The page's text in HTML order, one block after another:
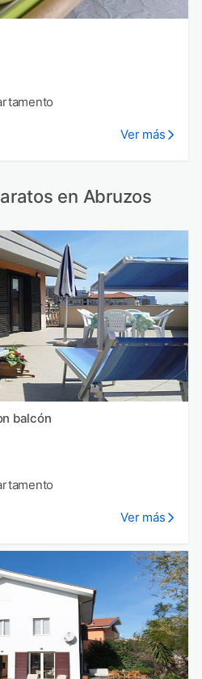
Ver más
en Abruzos
balcón
Ver más